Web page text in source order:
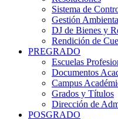
Sistema de
Gestión
DJ de Bienes y
Rendición de
PREGRADO
Escuelas
Documentos
Campus
Grados y Títulos
Dirección de
POSGRADO